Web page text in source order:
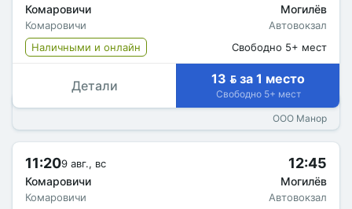
Комаровичи
Комаровичи
Могилёв
Автовокзал
Наличными и онлайн
Свободно 5+ мест
Детали 13  за 1 место
Свободно 5+ мест
ООО Манор
11:209 авг., вс
Комаровичи
Комаровичи
12:45
Могилёв
Автовокзал